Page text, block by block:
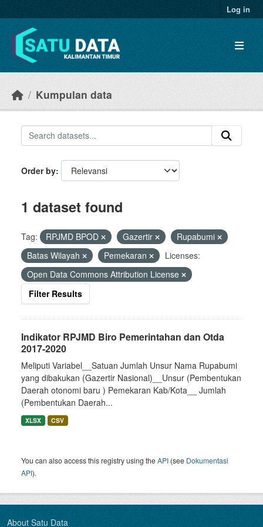
Log in
Kumpulan data
Order by
1 dataset found
Tag: RPJMD BPOD Gazertir
Rupabumi
Batas Wilayah
Pemekaran
Licenses:
Open Data Commons Attribution License
Filter Results
Indikator RPJMD Biro Pemerintahan dan Otda
2017-2020
Meliputi Variabel__Satuan Jumlah Unsur Nama Rupabumi
yang dibakukan (Gazertir Nasional)__Unsur (Pembentukan
Daerah otonomi baru ) Pemekaran Kab/Kota__ Jumlah
(Pembentukan Daerah...
XLSX CSV
You can also access this registry using theAPI (see Dokumentasi
API).
About Satu Data